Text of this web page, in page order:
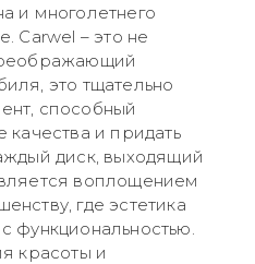
и многолетнего
Carwel – это не
это тщательно
способный
качества и придать
диск, выходящий
воплощением
где эстетика
функциональностью.
красоты и